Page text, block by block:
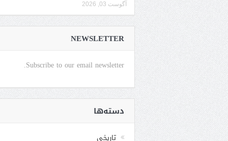
آگوست 03, 2026
NEWSLETTER
Subscribe to our email newsletter.
دسته‌ها
تاریخی